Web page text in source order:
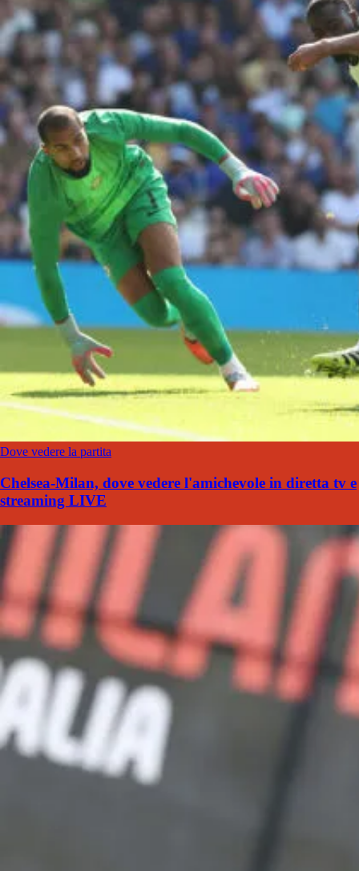
Dove vedere la partita
Chelsea-Milan, dove vedere l'amichevole in diretta tv e
streaming LIVE